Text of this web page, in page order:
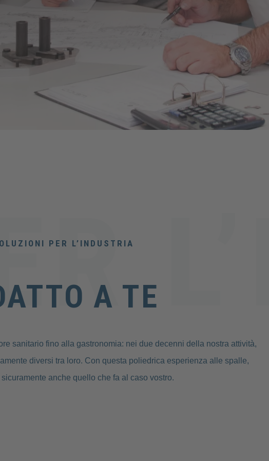
PER L’INDUSTRIA
A TE
sanitario fino alla gastronomia: nei due decenni della nostra attività,
diversi tra loro. Con questa poliedrica esperienza alle spalle,
anche quello che fa al caso vostro.